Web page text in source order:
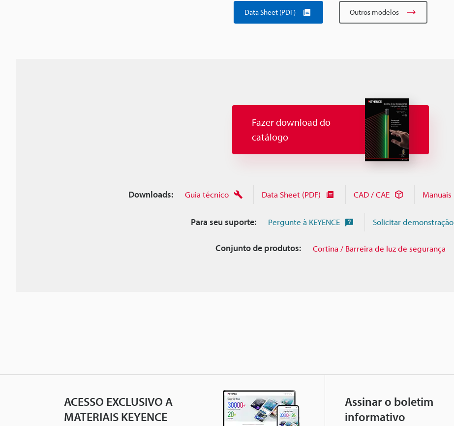
Data Sheet (PDF) Outros modelos
Fazer download do
catálogo
Downloads: Guia técnico Data Sheet (PDF) CAD / CAE Manuais
Para seu suporte: Pergunte à KEYENCE Solicitar demonstração
Conjunto de produtos: Cortina / Barreira de luz de segurança
ACESSO EXCLUSIVO A
MATERIAIS KEYENCE
Assinar o boletim
informativo